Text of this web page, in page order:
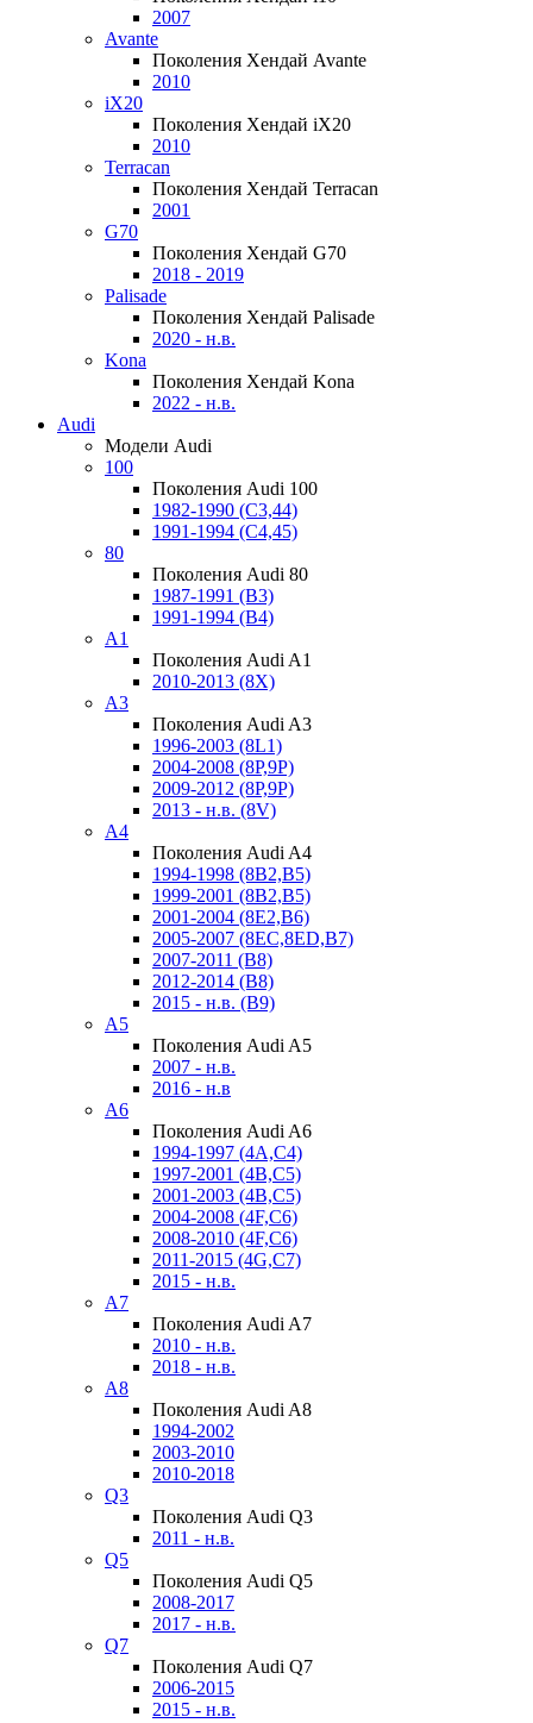
2007
Avante
Поколения Хендай Avante
2010
iX20
Поколения Хендай iX20
2010
Terracan
Поколения Хендай Terracan
2001
G70
Поколения Хендай G70
2018 - 2019
Palisade
Поколения Хендай Palisade
2020 - н.в.
Kona
Поколения Хендай Kona
2022 - н.в.
Audi
Модели Audi
100
Поколения Audi 100
1982-1990 (С3,44)
1991-1994 (С4,45)
80
Поколения Audi 80
1987-1991 (B3)
1991-1994 (B4)
A1
Поколения Audi A1
2010-2013 (8X)
A3
Поколения Audi A3
1996-2003 (8L1)
2004-2008 (8P,9P)
2009-2012 (8P,9P)
2013 - н.в. (8V)
A4
Поколения Audi A4
1994-1998 (8B2,B5)
1999-2001 (8B2,B5)
2001-2004 (8E2,B6)
2005-2007 (8EC,8ED,B7)
2007-2011 (B8)
2012-2014 (B8)
2015 - н.в. (B9)
A5
Поколения Audi A5
2007 - н.в.
2016 - н.в
A6
Поколения Audi A6
1994-1997 (4A,C4)
1997-2001 (4B,C5)
2001-2003 (4B,C5)
2004-2008 (4F,C6)
2008-2010 (4F,C6)
2011-2015 (4G,C7)
2015 - н.в.
A7
Поколения Audi A7
2010 - н.в.
2018 - н.в.
A8
Поколения Audi A8
1994-2002
2003-2010
2010-2018
Q3
Поколения Audi Q3
2011 - н.в.
Q5
Поколения Audi Q5
2008-2017
2017 - н.в.
Q7
Поколения Audi Q7
2006-2015
2015 - н.в.